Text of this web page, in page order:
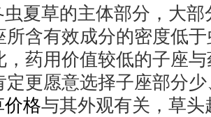
虫夏草的主体部分，大
所含有效成分的密度低
，药用价值较低的子座
定更愿意选择子座部分
价格与其外观有关，草